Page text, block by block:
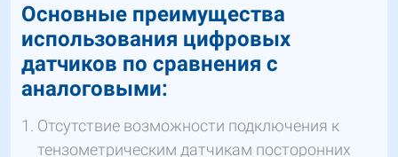
Основные преимущества
использования цифровых
датчиков по сравнения с
аналоговыми:
Отсутствие возможности подключения к
тензометрическим датчикам посторонних